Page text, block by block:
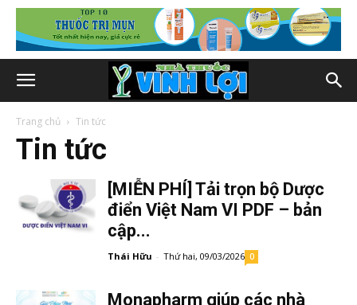
Trang chủ Tin tức
Tin tức
[MIỄN PHÍ] Tải trọn bộ Dược
điển Việt Nam VI PDF – bản
cập...
Thái Hữu - Thứ hai, 09/03/2026 0
Monapharm giúp các nhà